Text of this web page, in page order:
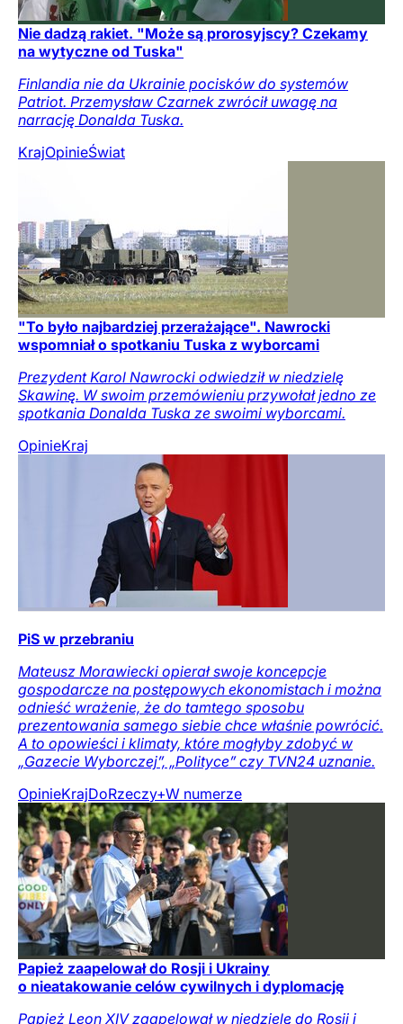
Nie dadzą rakiet. "Może są prorosyjscy? Czekamy
na wytyczne od Tuska"
Finlandia nie da Ukrainie pocisków do systemów
Patriot. Przemysław Czarnek zwrócił uwagę na
narrację Donalda Tuska.
KrajOpinieŚwiat
"To było najbardziej przerażające". Nawrocki
wspomniał o spotkaniu Tuska z wyborcami
Prezydent Karol Nawrocki odwiedził w niedzielę
Skawinę. W swoim przemówieniu przywołał jedno ze
spotkania Donalda Tuska ze swoimi wyborcami.
OpinieKraj
PiS w przebraniu
Mateusz Morawiecki opierał swoje koncepcje
gospodarcze na postępowych ekonomistach i można
odnieść wrażenie, że do tamtego sposobu
prezentowania samego siebie chce właśnie powrócić.
A to opowieści i klimaty, które mogłyby zdobyć w
„Gazecie Wyborczej”, „Polityce” czy TVN24 uznanie.
OpinieKrajDoRzeczy+W numerze
Papież zaapelował do Rosji i Ukrainy
o nieatakowanie celów cywilnych i dyplomację
Papież Leon XIV zaapelował w niedzielę do Rosji i